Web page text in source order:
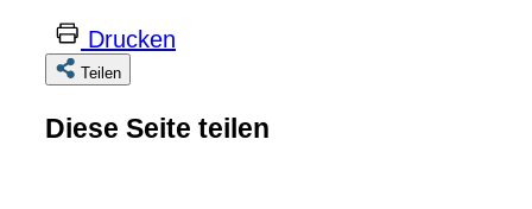
Drucken
Teilen
Diese Seite teilen